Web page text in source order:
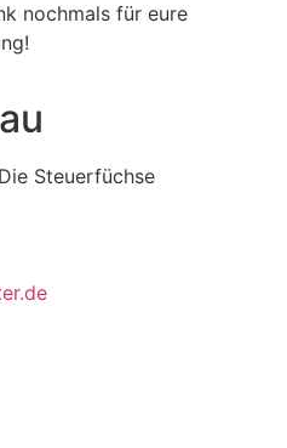
nochmals für eure
Steuerfüchse